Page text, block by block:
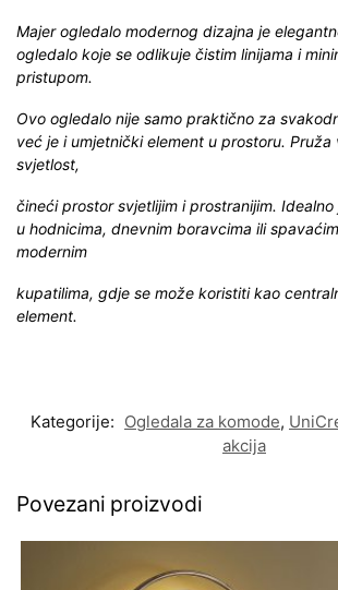
Majer ogledalo modernog dizajna je
ogledalo koje se odlikuje čistim linijama i
pristupom.
Ovo ogledalo nije samo praktično za
već je i umjetnički element u prostoru. Pruža
svjetlost,
čineći prostor svjetlijim i prostranijim.
u hodnicima, dnevnim boravcima ili
modernim
kupatilima, gdje se može koristiti kao
element.
Kategorije: Ogledala za komode,
akcija
Povezani proizvodi